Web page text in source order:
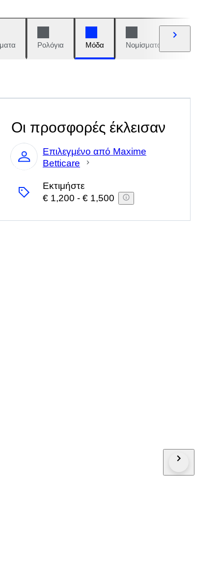
Ρολόγια Μόδα Νομίσματα και
Οι προσφορές έκλεισαν
Ειδικός
Επιλεγμένο από Maxime
Betticare
Εκτιμήστε
€ 1,200 - € 1,500